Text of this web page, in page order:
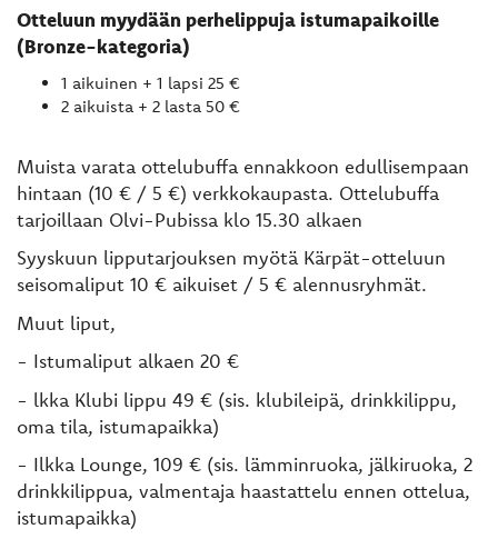
Otteluun myydään perhelippuja istumapaikoille
(Bronze-kategoria)
1 aikuinen + 1 lapsi 25 €
2 aikuista + 2 lasta 50 €
Muista varata ottelubuffa ennakkoon edullisempaan
hintaan (10 € / 5 €) verkkokaupasta. Ottelubuffa
tarjoillaan Olvi-Pubissa klo 15.30 alkaen
Syyskuun lipputarjouksen myötä Kärpät-otteluun
seisomaliput 10 € aikuiset / 5 € alennusryhmät.
Muut liput,
- Istumaliput alkaen 20 €
- lkka Klubi lippu 49 € (sis. klubileipä, drinkkilippu,
oma tila, istumapaikka)
- Ilkka Lounge, 109 € (sis. lämminruoka, jälkiruoka, 2
drinkkilippua, valmentaja haastattelu ennen ottelua,
istumapaikka)